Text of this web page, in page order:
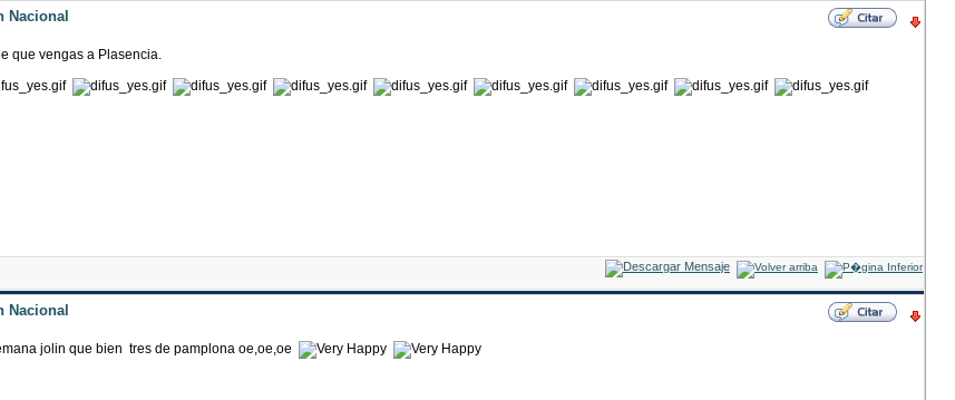
Nacional
que vengas a Plasencia.
Nacional
jolin que bien tres de pamplona oe,oe,oe